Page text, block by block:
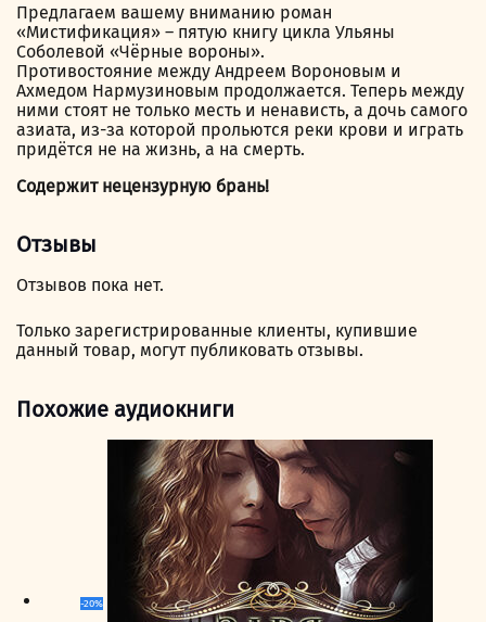
Предлагаем вашему вниманию роман
«Мистификация» – пятую книгу цикла Ульяны
Соболевой «Чёрные вороны».
Противостояние между Андреем Вороновым и
Ахмедом Нармузиновым продолжается. Теперь между
ними стоят не только месть и ненависть, а дочь самого
азиата, из-за которой прольются реки крови и играть
придётся не на жизнь, а на смерть.
Содержит нецензурную брань!
Отзывы
Отзывов пока нет.
Только зарегистрированные клиенты, купившие
данный товар, могут публиковать отзывы.
Похожие аудиокниги
-20%